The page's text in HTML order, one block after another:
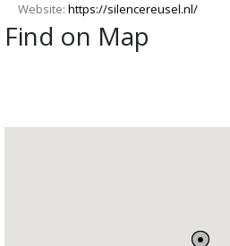
Website: https://silencereusel.nl/
Find on Map